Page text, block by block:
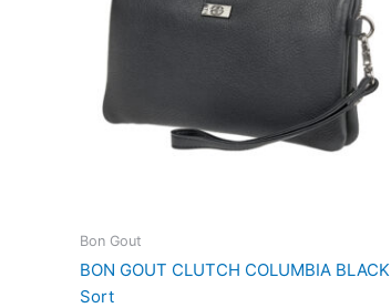
Bon Gout
BON GOUT CLUTCH COLUMBIA BLACK
Sort